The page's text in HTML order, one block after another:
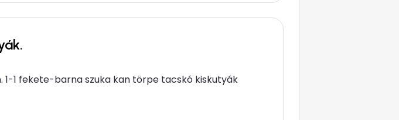
1-1 fekete-barna szuka kan törpe tacskó kiskutyák